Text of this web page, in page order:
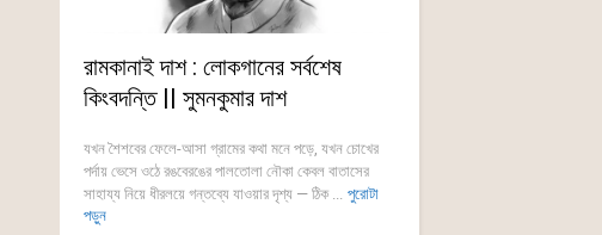
রামকানাই দাশ : লোকগানের সর্বশেষ
কিংবদন্তি || সুমনকুমার দাশ
যখন শৈশবের ফেলে-আসা গ্রামের কথা মনে পড়ে, যখন চোখের
পর্দায় ভেসে ওঠে রঙবেরঙের পালতোলা নৌকা কেবল বাতাসের
সাহায্য নিয়ে ধীরলয়ে গন্তব্যে যাওয়ার দৃশ্য — ঠিক ... পুরোটা
পড়ুন